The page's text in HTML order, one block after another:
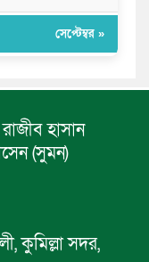
সেপ্টেম্বর »
রাজীব হাসান
(সুমন)
কুমিল্লা সদর,